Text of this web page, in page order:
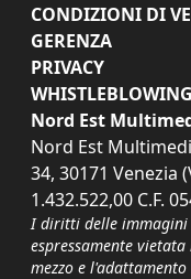
CONDIZIONI DI
GERENZA
PRIVACY
WHISTLEBLOWING
Nord Est
Nord Est
34, 30171 Venezia
1.432.522,00 C.F.
I diritti delle immagini
espressamente
mezzo e